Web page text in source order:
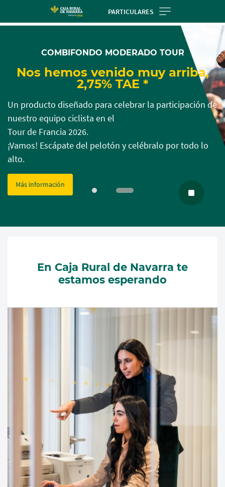
PARTICULARES
favor
espere...
espere...
COMBIFONDO MODERADO TOUR
Nos hemos venido muy arriba,
2,75% TAE *
Un producto diseñado para celebrar la participación de
nuestro equipo ciclista en el
Tour de Francia 2026.
¡Vamos! Escápate del pelotón y celébralo por todo lo
alto.
Más información
En Caja Rural de Navarra te
estamos esperando